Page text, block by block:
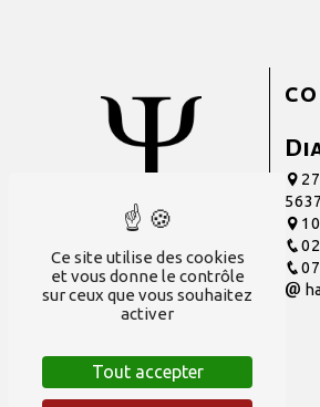
Ce site utilise des cookies
et vous donne le contrôle
sur ceux que vous souhaitez
activer
Tout accepter